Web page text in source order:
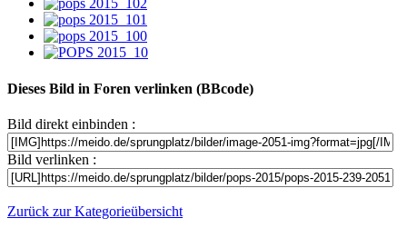
Dieses Bild in Foren verlinken (BBcode)
Bild direkt einbinden :
Bild verlinken :
Zurück zur Kategorieübersicht